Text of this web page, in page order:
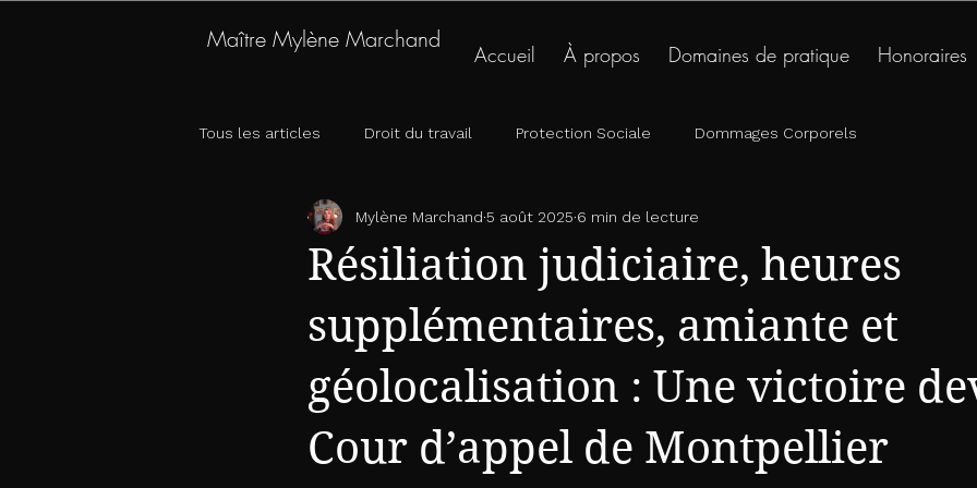
Maître Mylène Marchand
Accueil À propos Domaines de pratique Honoraires
Tous les articles Droit du travail Protection Sociale Dommages Corporels
Résiliation judiciaire, heures
supplémentaires, amiante et
géolocalisation : Une victoire
Cour d’appel de Montpellier
Mylène Marchand 5 août 2025 6 min de lecture